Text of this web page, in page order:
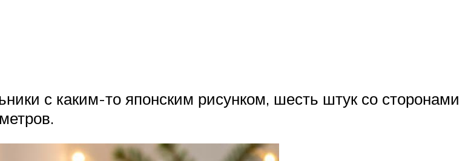
с каким-то японским рисунком, шесть штук со сторонами